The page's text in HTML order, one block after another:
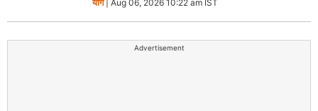
योग| Aug 06, 2026 10:22 am IST
Advertisement